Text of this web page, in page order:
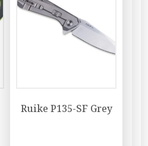
Ruike P135-SF Grey